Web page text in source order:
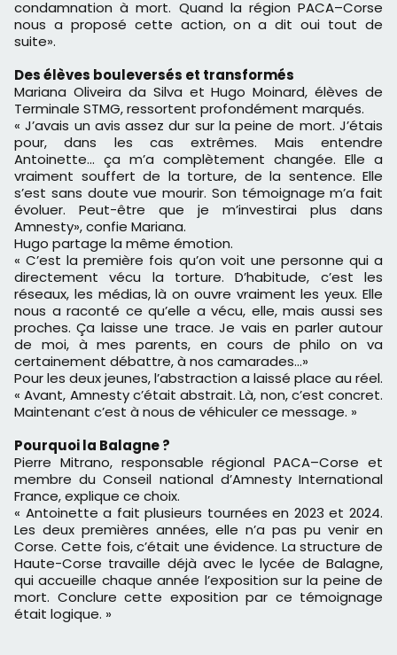
condamnation à mort. Quand la région PACA–Corse
nous a proposé cette action, on a dit oui tout de
suite».
Des élèves bouleversés et transformés
Mariana Oliveira da Silva et Hugo Moinard, élèves de
Terminale STMG, ressortent profondément marqués.
« J’avais un avis assez dur sur la peine de mort. J’étais
pour, dans les cas extrêmes. Mais entendre
Antoinette… ça m’a complètement changée. Elle a
vraiment souffert de la torture, de la sentence. Elle
s’est sans doute vue mourir. Son témoignage m’a fait
évoluer. Peut-être que je m’investirai plus dans
Amnesty», confie Mariana.
Hugo partage la même émotion.
« C’est la première fois qu’on voit une personne qui a
directement vécu la torture. D’habitude, c’est les
réseaux, les médias, là on ouvre vraiment les yeux. Elle
nous a raconté ce qu’elle a vécu, elle, mais aussi ses
proches. Ça laisse une trace. Je vais en parler autour
de moi, à mes parents, en cours de philo on va
certainement débattre, à nos camarades…»
Pour les deux jeunes, l’abstraction a laissé place au réel.
« Avant, Amnesty c’était abstrait. Là, non, c’est concret.
Maintenant c’est à nous de véhiculer ce message. »
Pourquoi la Balagne ?
Pierre Mitrano, responsable régional PACA–Corse et
membre du Conseil national d’Amnesty International
France, explique ce choix.
« Antoinette a fait plusieurs tournées en 2023 et 2024.
Les deux premières années, elle n’a pas pu venir en
Corse. Cette fois, c’était une évidence. La structure de
Haute-Corse travaille déjà avec le lycée de Balagne,
qui accueille chaque année l’exposition sur la peine de
mort. Conclure cette exposition par ce témoignage
était logique. »